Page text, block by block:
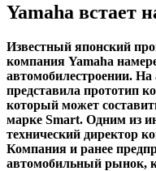
Yamaha встает
Известный японский
компания Yamaha
автомобилестроении.
представила прототип
который может
марке Smart. Одним из
технический директор
Компания и ранее
автомобильный рынок,